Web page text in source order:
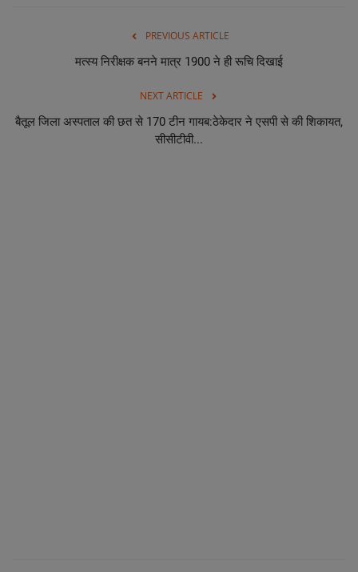
PREVIOUS ARTICLE
मत्स्य निरीक्षक बनने मात्र 1900 ने ही रूचि दिखाई
NEXT ARTICLE
बैतूल जिला अस्पताल की छत से 170 टीन गायब:ठेकेदार ने एसपी से की शिकायत,
सीसीटीवी...